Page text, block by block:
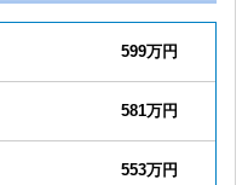
599万円
581万円
553万円